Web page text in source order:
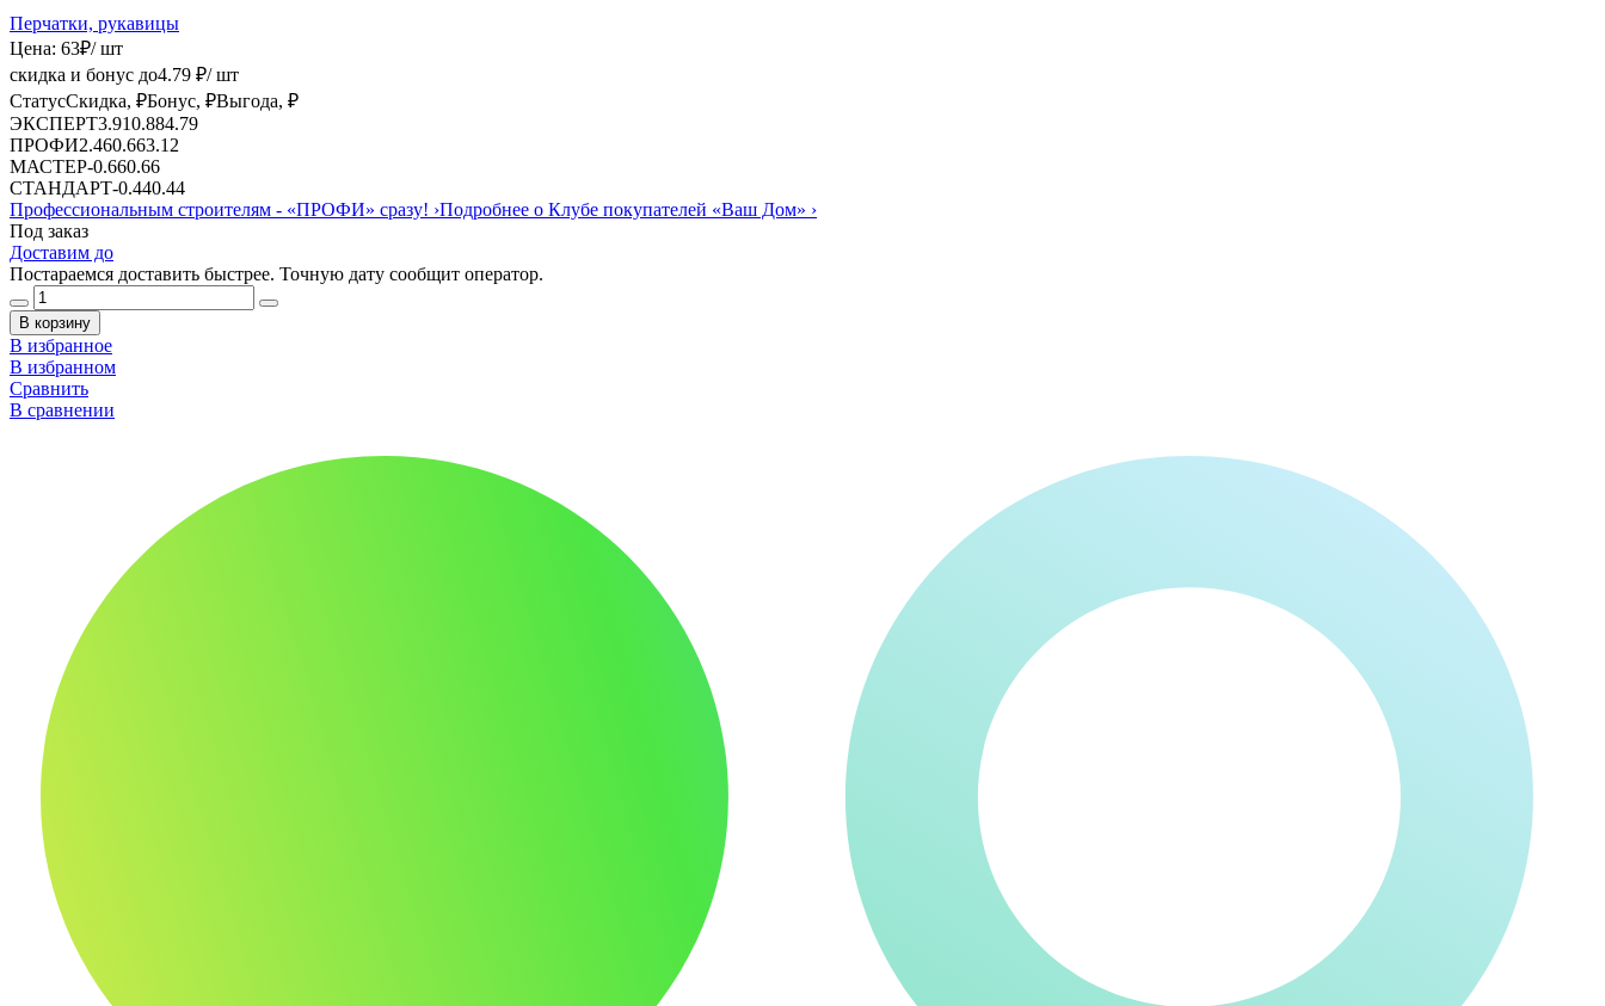
Перчатки, рукавицы
Цена: 63₽/ шт
скидка и бонус до4.79 ₽/ шт
СтатусСкидка, ₽Бонус, ₽Выгода, ₽
ЭКСПЕРТ3.910.884.79
ПРОФИ2.460.663.12
МАСТЕР-0.660.66
СТАНДАРТ-0.440.44
Профессиональным строителям - «ПРОФИ» сразу! ›Подробнее о Клубе покупателей «Ваш Дом» ›
Под заказ
Доставим до
Постараемся доставить быстрее. Точную дату сообщит оператор.
В корзину
В избранное
В избранном
Сравнить
В сравнении